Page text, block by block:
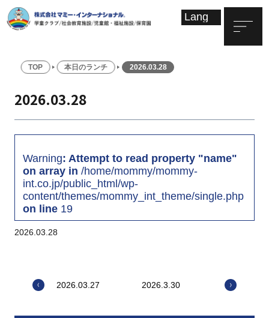
TOP 本日のランチ 2026.03.28
2026.03.28
Warning: Attempt to read property "name"
on array in /home/mommy/mommy-
int.co.jp/public_html/wp-
content/themes/mommy_int_theme/single.php
on line 19
2026.03.28
2026.03.27 2026.3.30